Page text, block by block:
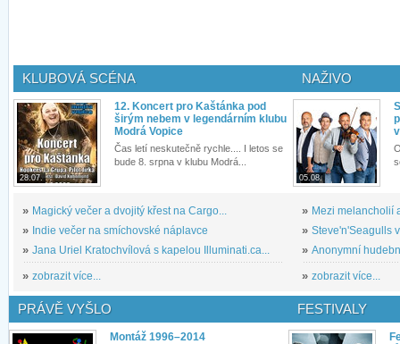
KLUBOVÁ SCÉNA
28.07.
12. Koncert pro Kaštánka pod
širým nebem v legendárním klubu
Modrá Vopice
Čas letí neskutečně rychle.... I letos se
bude 8. srpna v klubu Modrá...
» Magický večer a dvojitý křest na Cargo...
» Indie večer na smíchovské náplavce
» Jana Uriel Kratochvílová s kapelou Illuminati.ca...
» zobrazit více...
NAŽIVO
05.08.
» Mezi melancholií
» Steve'n'Seagulls
» Anonymní
» zobrazit více...
PRÁVĚ VYŠLO
Montáž 1996–2014
FESTIVALY